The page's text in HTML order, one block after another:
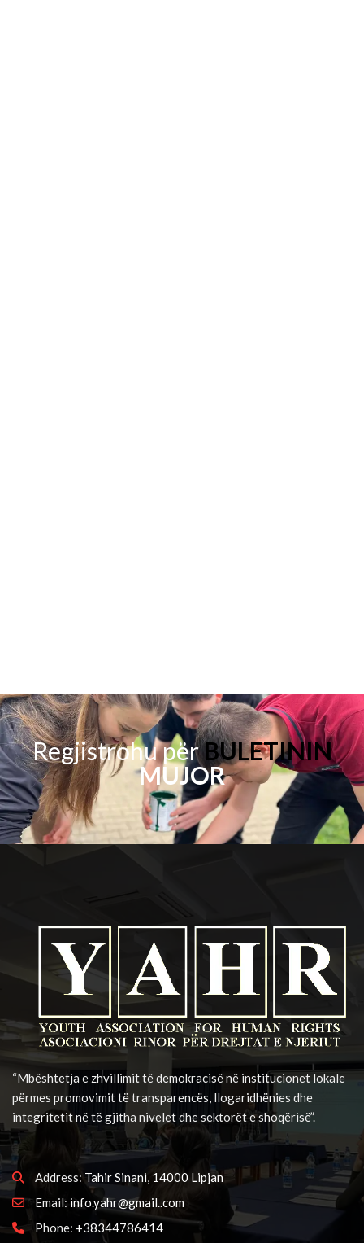
Regjistrohu përBULETININ
MUJOR
“Mbështetja e zhvillimit të demokracisë në institucionet lokale
përmes promovimit të transparencës, llogaridhënies dhe
integritetit në të gjitha nivelet dhe sektorët e shoqërisë”.
Address: Tahir Sinani, 14000 Lipjan
Email: info.yahr@gmail..com
Phone: +38344786414